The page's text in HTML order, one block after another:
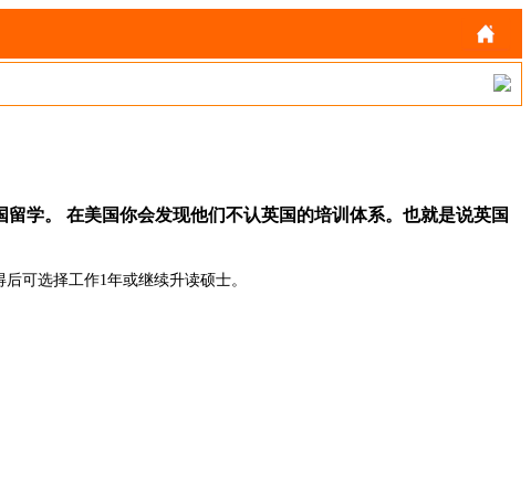
学。 在美国你会发现他们不认英国的培训体系。也就是说英国
可选择工作1年或继续升读硕士。